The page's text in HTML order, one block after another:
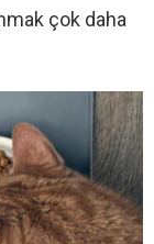
çok daha